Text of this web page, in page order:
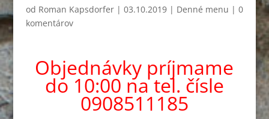
od Roman Kapsdorfer| 03.10.2019| Denné menu | 0
komentárov
Objednávky príjmame
do 10:00 na tel. čísle
0908511185